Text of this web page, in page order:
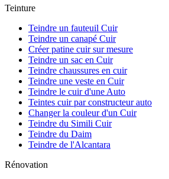
Teinture
Teindre un fauteuil Cuir
Teindre un canapé Cuir
Créer patine cuir sur mesure
Teindre un sac en Cuir
Teindre chaussures en cuir
Teindre une veste en Cuir
Teindre le cuir d'une Auto
Teintes cuir par constructeur auto
Changer la couleur d'un Cuir
Teindre du Simili Cuir
Teindre du Daim
Teindre de l'Alcantara
Rénovation